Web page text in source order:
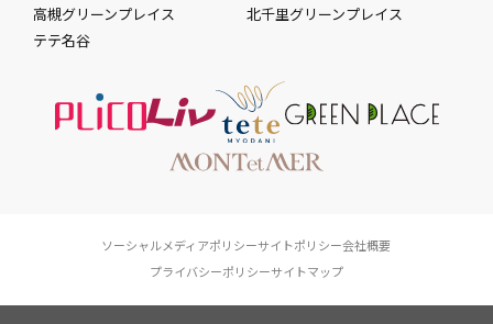
高槻グリーンプレイス
北千里グリーンプレイス
テテ名谷
ソーシャルメディアポリシーサイトポリシー会社概要
プライバシーポリシーサイトマップ